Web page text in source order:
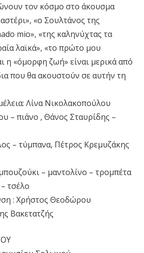
τον κόσμο στο άκουσμα
«ο Σουλτάνος της
mio», «της καληνύχτας τα
λαϊκά», «το πρώτο μου
η «όμορφη ζωή» είναι μερικά από
που θα ακουστούν σε αυτήν τη
Λίνα Νικολακοπούλου
– πιάνο , Θάνος Σταυρίδης –
– τύμπανα, Πέτρος Κρεμυζάκης
– μαντολίνο – τρομπέτα
τσέλο
: Χρήστος Θεοδώρου
Βακετατζής